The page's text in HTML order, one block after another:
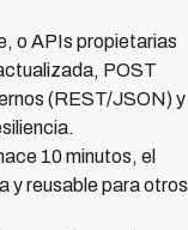
o APIs propietarias
POST
(REST/JSON) y
10 minutos, el
y reusable para otros